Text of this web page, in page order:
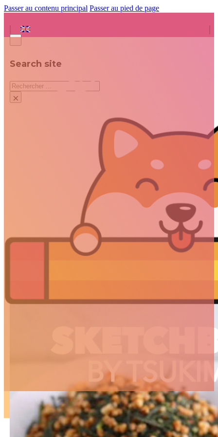
Passer au contenu principal Passer au pied de page
Search site
Rechercher
×
ARTICLES
3D
Animation
Art